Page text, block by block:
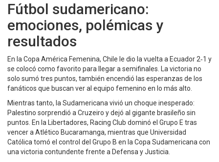
Fútbol sudamericano:
emociones, polémicas y
resultados
En la Copa América Femenina, Chile le dio la vuelta a Ecuador 2‑1 y
se colocó como favorito para llegar a semifinales. La victoria no
solo sumó tres puntos, también encendió las esperanzas de los
fanáticos que buscan ver al equipo femenino en lo más alto.
Mientras tanto, la Sudamericana vivió un choque inesperado:
Palestino sorprendió a Cruzeiro y dejó al gigante brasileño sin
puntos. En la Libertadores, Racing Club dominó el Grupo E tras
vencer a Atlético Bucaramanga, mientras que Universidad
Católica tomó el control del Grupo B en la Copa Sudamericana con
una victoria contundente frente a Defensa y Justicia.